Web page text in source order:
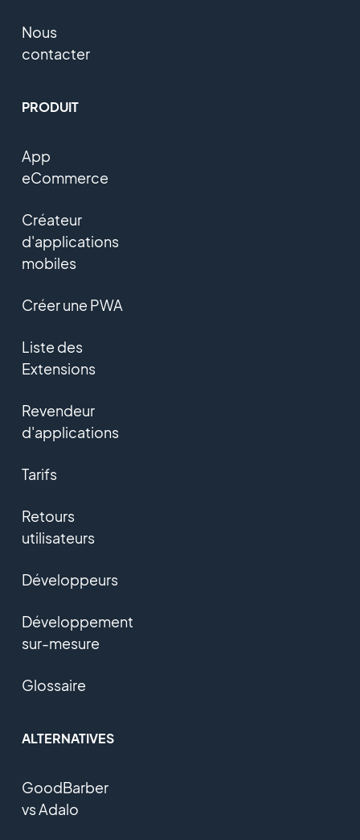
Nous
contacter
PRODUIT
App
eCommerce
Créateur
d'applications
mobiles
Créer une PWA
Liste des
Extensions
Revendeur
d'applications
Tarifs
Retours
utilisateurs
Développeurs
Développement
sur-mesure
Glossaire
ALTERNATIVES
GoodBarber
vs Adalo